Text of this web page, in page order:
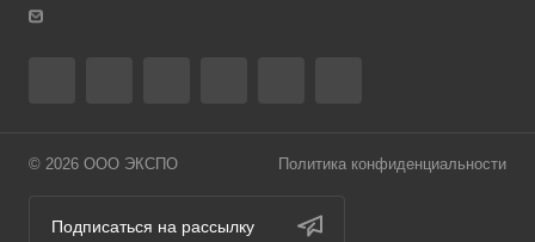
© 2026 ООО ЭКСПО Политика конфиденциальности
Подписаться на рассылку